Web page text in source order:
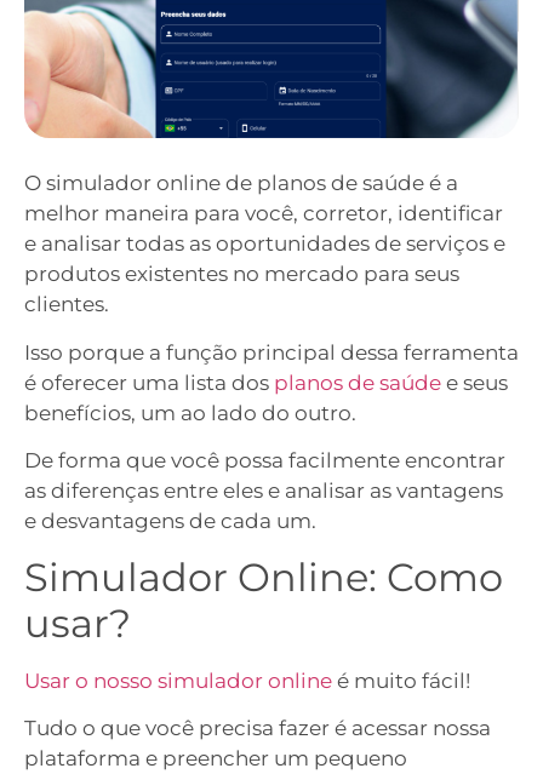
O simulador online de planos de saúde é a
melhor maneira para você, corretor, identificar
e analisar todas as oportunidades de serviços e
produtos existentes no mercado para seus
clientes.
Isso porque a função principal dessa ferramenta
é oferecer uma lista dos planos de saúde e seus
benefícios, um ao lado do outro.
De forma que você possa facilmente encontrar
as diferenças entre eles e analisar as vantagens
e desvantagens de cada um.
Simulador Online: Como
usar?
Usar o nosso simulador online é muito fácil!
Tudo o que você precisa fazer é acessar nossa
plataforma e preencher um pequeno